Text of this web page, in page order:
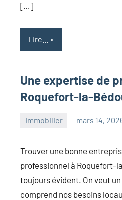
[…]
Lire...
Une expertise de
Roquefort-la-
Immobilier mars 14,
Trouver une bonne
professionnel à Roquefort-
toujours évident. On veut
comprend nos besoins